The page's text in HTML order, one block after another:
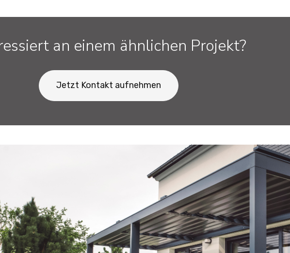
an einem ähnlichen Projekt?
Jetzt Kontakt aufnehmen